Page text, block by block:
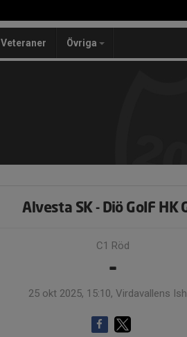
Veteraner Övriga
Alvesta SK - Diö GoIF HK
C1 Röd
-
25 okt 2025, 15:10, Virdavallens